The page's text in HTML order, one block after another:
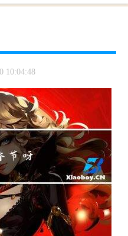
10:04:48